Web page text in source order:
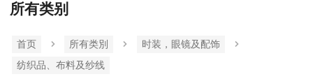
所有类别
首页 所有类別
时装，眼镜及配饰
纺织品、布料及纱线